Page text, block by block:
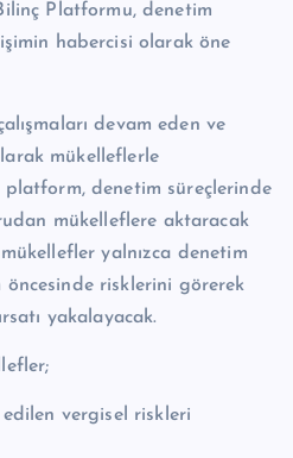
Platformu, denetim
habercisi olarak öne
devam eden ve
mükelleflerle
platform, denetim süreçlerinde
mükelleflere aktaracak
yalnızca denetim
risklerini görerek
yakalayacak.
vergisel riskleri